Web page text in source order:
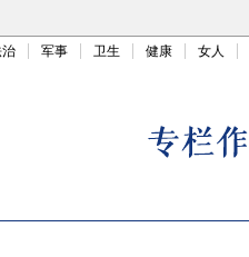
军事 卫生 健康 女人